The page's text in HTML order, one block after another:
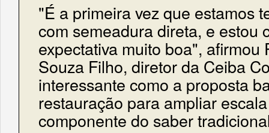
"É a primeira vez que estamos
com semeadura direta, e estou
expectativa muito boa", afirmou
Souza Filho, diretor da Ceiba
interessante como a proposta
restauração para ampliar
componente do saber